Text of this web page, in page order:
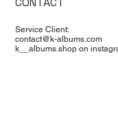
Service Client:
contact@k-albums.com
k__albums.shop on